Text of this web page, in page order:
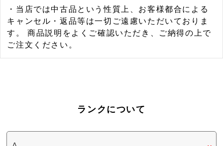
・当店では中古品という性質上、お客様都合による
キャンセル・返品等は一切ご遠慮いただいておりま
す。 商品説明をよくご確認いただき、ご納得の上で
ご注文ください。
ランクについて